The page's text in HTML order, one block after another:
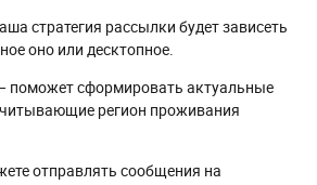
стратегия рассылки будет зависеть
оно или десктопное.
поможет сформировать актуальные
регион проживания
отправлять сообщения на